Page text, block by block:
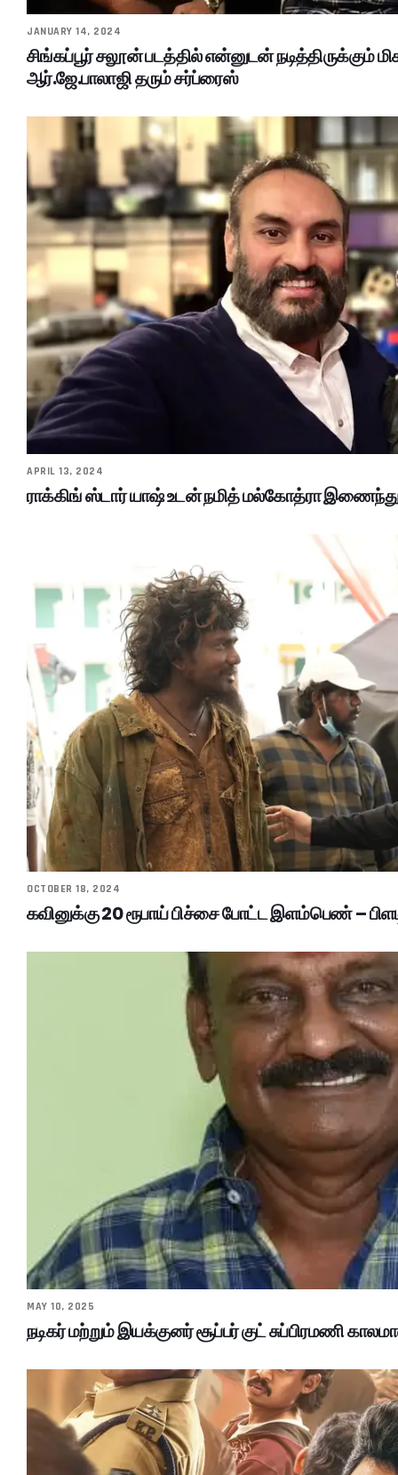
JANUARY 14, 2024
சிங்கப்பூர் சலூன் படத்தில் என்னுடன் நடித்திருக்கும்
ஆர்.ஜே.பாலாஜி தரும் சர்ப்ரைஸ்
APRIL 13, 2024
ராக்கிங் ஸ்டார் யாஷ் உடன் நமித் மல்கோத்ரா
OCTOBER 18, 2024
கவினுக்கு 20 ரூபாய் பிச்சை போட்ட இளம்பெண் –
MAY 10, 2025
நடிகர் மற்றும் இயக்குனர் சூப்பர் குட் சுப்பிரமணி